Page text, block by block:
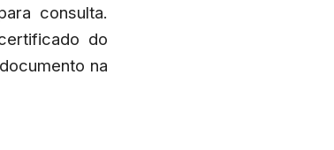
consulta.
do
na